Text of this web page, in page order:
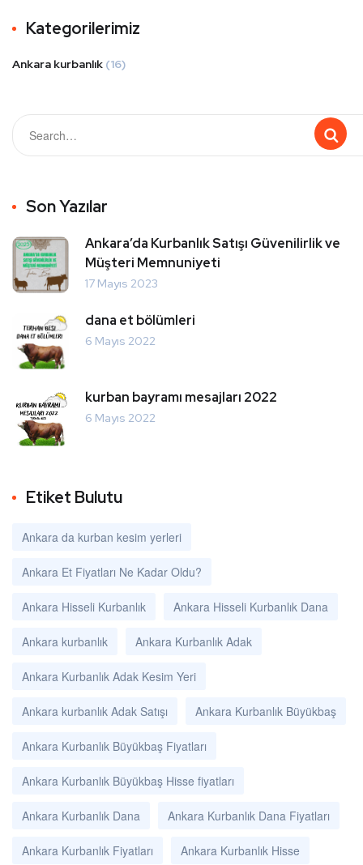
Kategorilerimiz
Ankara kurbanlık (16)
Son Yazılar
Ankara’da Kurbanlık Satışı Güvenilirlik ve
Müşteri Memnuniyeti
17 Mayıs 2023
dana et bölümleri
6 Mayıs 2022
kurban bayramı mesajları 2022
6 Mayıs 2022
Etiket Bulutu
Ankara da kurban kesim yerleri
Ankara Et Fiyatları Ne Kadar Oldu?
Ankara Hisseli Kurbanlık Ankara Hisseli Kurbanlık Dana
Ankara kurbanlık Ankara Kurbanlık Adak
Ankara Kurbanlık Adak Kesim Yeri
Ankara kurbanlık Adak Satışı Ankara Kurbanlık Büyükbaş
Ankara Kurbanlık Büyükbaş Fiyatları
Ankara Kurbanlık Büyükbaş Hisse fiyatları
Ankara Kurbanlık Dana Ankara Kurbanlık Dana Fiyatları
Ankara Kurbanlık Fiyatları Ankara Kurbanlık Hisse